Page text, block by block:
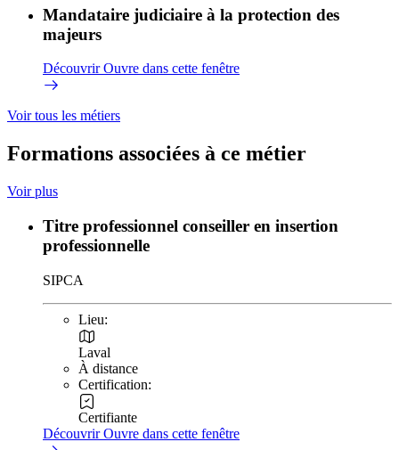
Mandataire judiciaire à la protection des
majeurs
DécouvrirOuvre dans cette fenêtre
Voir tous les métiers
Formations associées à ce métier
Voir plus
Titre professionnel conseiller en insertion
professionnelle
SIPCA
Lieu:
Laval
À distance
Certification:
Certifiante
DécouvrirOuvre dans cette fenêtre